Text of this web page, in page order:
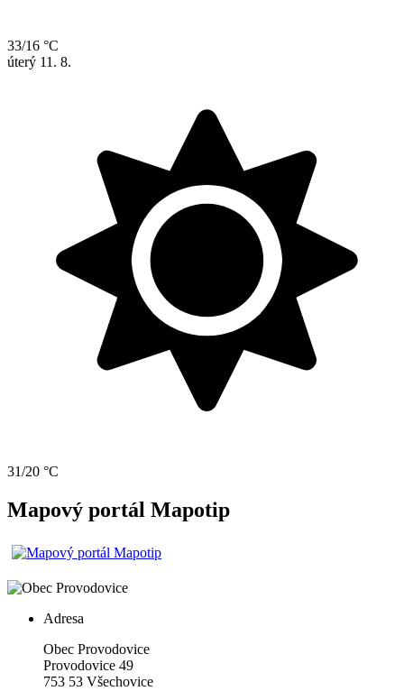
33/16 °C
úterý 11. 8.
31/20 °C
Mapový portál Mapotip
Adresa
Obec Provodovice
Provodovice 49
753 53 Všechovice